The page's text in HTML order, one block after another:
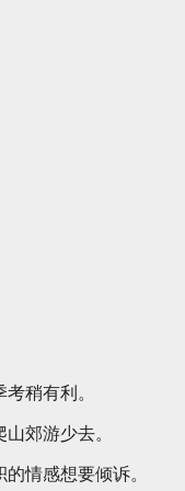
稍有利。
郊游少去。
情感想要倾诉。